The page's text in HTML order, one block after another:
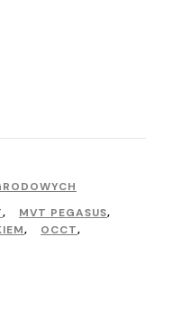
, MVT PEGASUS,
, OCCT,